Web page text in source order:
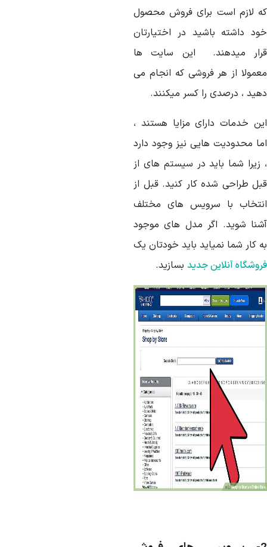
لازم است برای فروش محصول
داشته باشید در اختیارتان
میدهند. این سایت ها
از هر فروشی که انجام می
، درصدی را کسر میکنند.
خدمات دارای مزایا هستند ،
محدودیت هایی نیز وجود دارد
زیرا شما باید در سیستم های از
طراحی شده کار کنید. قبل از
با سرویس های مختلف
شوید. اگر مدل های موجود
کار شما نمیاید باید خودتان یک
آنلاین جدیدبسازید.